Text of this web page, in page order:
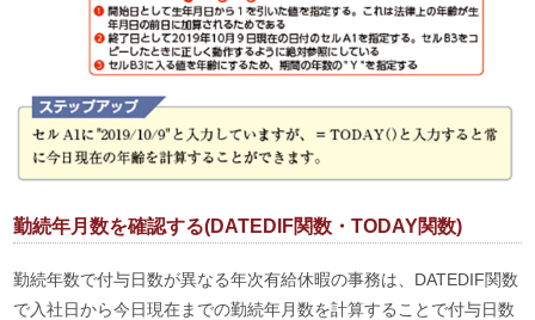
勤続年月数を確認する(DATEDIF関数・TODAY関数)
勤続年数で付与日数が異なる年次有給休暇の事務は、DATEDIF関数
で入社日から今日現在までの勤続年月数を計算することで付与日数